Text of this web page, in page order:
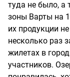
туда не было, а
зоны Варты на
их продукции
несколько раз
жилетах в
участников.